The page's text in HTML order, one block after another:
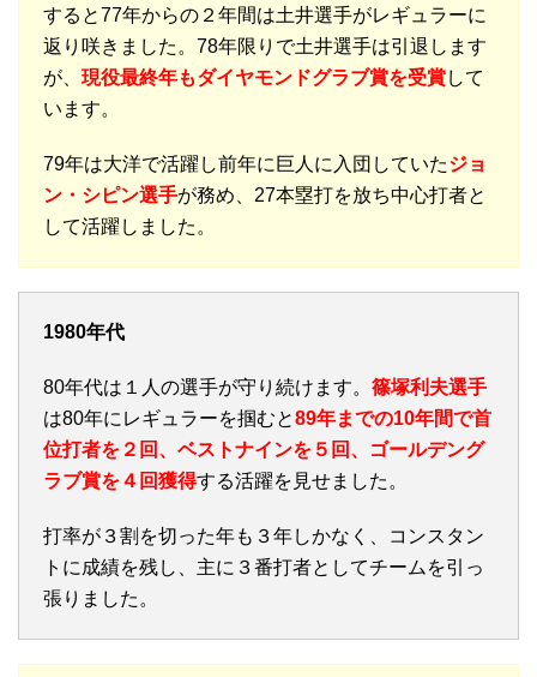
すると77年からの２年間は土井選手がレギュラーに
返り咲きました。78年限りで土井選手は引退します
が、 現役最終年もダイヤモンドグラブ賞を受賞して
います。
79年は大洋で活躍し前年に巨人に入団していたジョ
ン・シピン選手が務め、27本塁打を放ち中心打者と
して活躍しました。
1980年代
80年代は１人の選手が守り続けます。 篠塚利夫選手
は80年にレギュラーを掴むと89年までの10年間で首
位打者を２回、ベストナインを５回、ゴールデング
ラブ賞を４回獲得する活躍を見せました。
打率が３割を切った年も３年しかなく、コンスタン
トに成績を残し、主に３番打者としてチームを引っ
張りました。